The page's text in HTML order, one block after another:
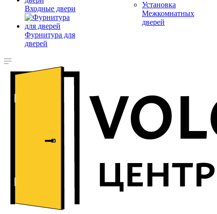
Входные двери
Фурнитура для
дверей
Установка
Межкомнатных
дверей